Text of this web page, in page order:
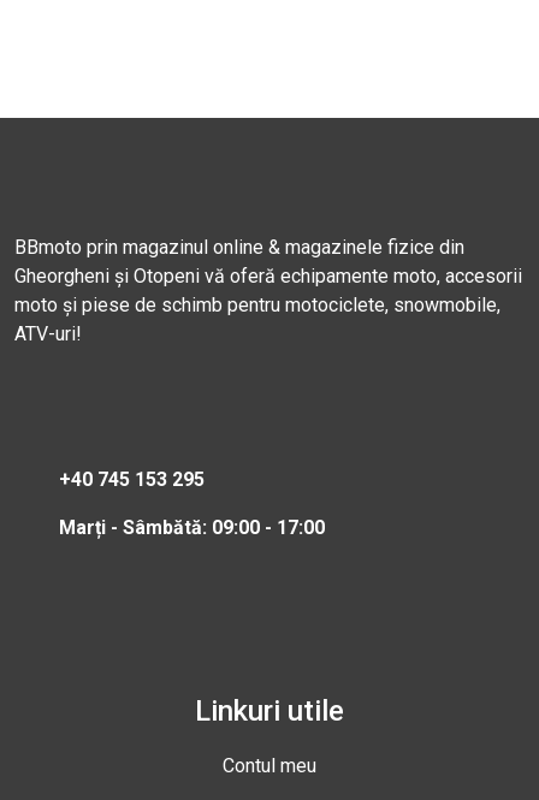
BBmoto prin magazinul online & magazinele fizice din
Gheorgheni și Otopeni vă oferă echipamente moto, accesorii
moto și piese de schimb pentru motociclete, snowmobile,
ATV-uri!
+40 745 153 295
Marți - Sâmbătă: 09:00 - 17:00
Linkuri utile
Contul meu